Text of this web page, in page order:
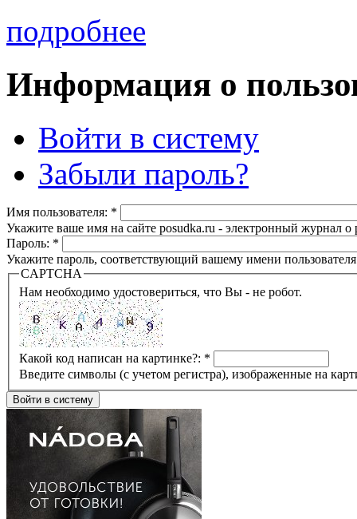
подробнее
Информация о
Войти в систему
Забыли пароль?
Имя пользователя: *
Укажите ваше имя на сайте posudka.ru - электронный журнал
Пароль: *
Укажите пароль, соответствующий вашему имени
CAPTCHA
Нам необходимо удостовериться, что Вы - не робот.
Какой код написан на картинке?: *
Введите символы (с учетом регистра), изображенные на